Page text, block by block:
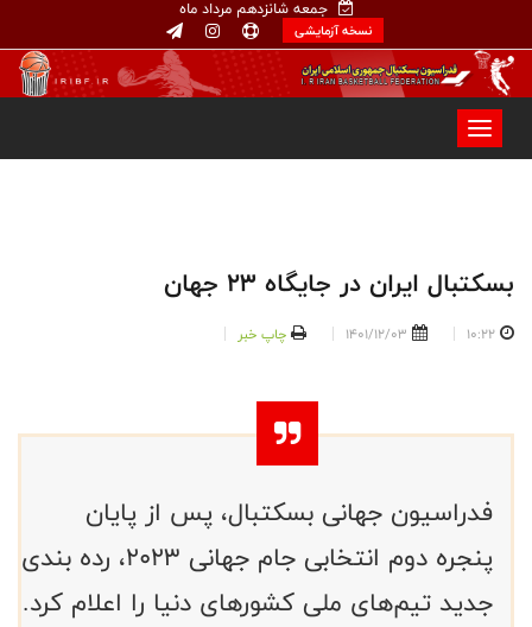
جمعه شانزدهم مرداد ماه
نسخه آزمایشی
بسکتبال ایران در جایگاه ۲۳ جهان
10:22
1401/12/03 چاپ خبر
فدراسیون جهانی بسکتبال، پس از پایان
پنجره دوم انتخابی جام جهانی ۲۰۲۳، رده بندی
جدید تیم‌های ملی کشورهای دنیا را اعلام کرد.